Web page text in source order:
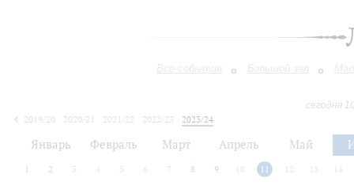
Все события Большой зал
сегодня
2019/20
2020/21 2021/22 2022/23
2023/24
Январь Февраль Март Апрель Май
1 2 3 4 5 6 7 8 9 10 11 12 13 14